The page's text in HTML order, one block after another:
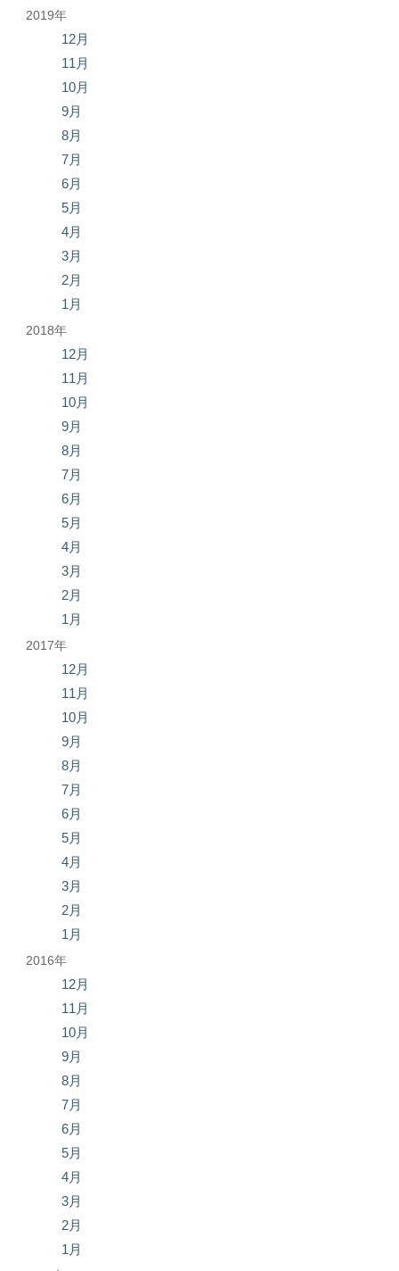
2019年
12月
11月
10月
9月
8月
7月
6月
5月
4月
3月
2月
1月
2018年
12月
11月
10月
9月
8月
7月
6月
5月
4月
3月
2月
1月
2017年
12月
11月
10月
9月
8月
7月
6月
5月
4月
3月
2月
1月
2016年
12月
11月
10月
9月
8月
7月
6月
5月
4月
3月
2月
1月